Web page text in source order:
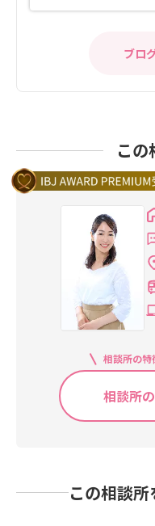
ブロ
この
相談所の特
相談所
この相談所